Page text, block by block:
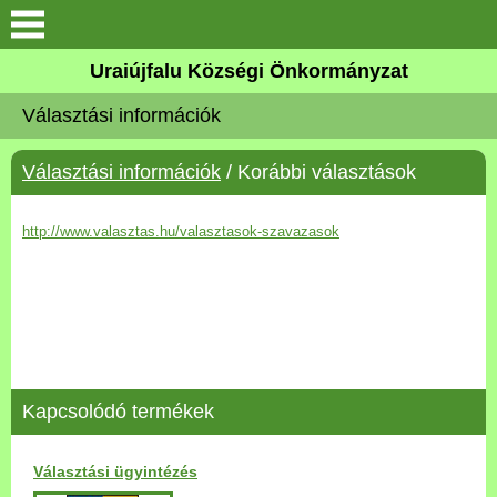
Köszöntő
Elérhetőségek
Uraiújfalu
Önkormányzat
Versenyképes Járások
Program
Uraiújfalu Községi Önkormányzat
Választási információk
Választási információk / Korábbi választások
http://www.valasztas.hu/valasztasok-szavazasok
Kapcsolódó termékek
Választási ügyintézés